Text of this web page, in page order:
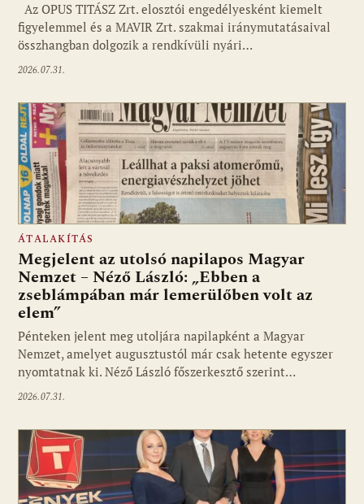
Az OPUS TITÁSZ Zrt. elosztói engedélyesként kiemelt
figyelemmel és a MAVIR Zrt. szakmai iránymutatásaival
összhangban dolgozik a rendkívüli nyári…
2026.07.31.
ÁTALAKÍTÁS
Megjelent az utolsó napilapos Magyar
Nemzet – Néző László: „Ebben a
zseblámpában már lemerülőben volt az
elem”
Pénteken jelent meg utoljára napilapként a Magyar
Nemzet, amelyet augusztustól már csak hetente egyszer
nyomtatnak ki. Néző László főszerkesztő szerint…
2026.07.31.